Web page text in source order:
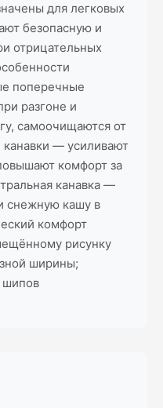
для легковых
безопасную и
отрицательных
поперечные
разгоне и
самоочищаются от
канавки — усиливают
комфорт за
канавка —
снежную кашу в
комфорт
рисунку
ширины;
шипов